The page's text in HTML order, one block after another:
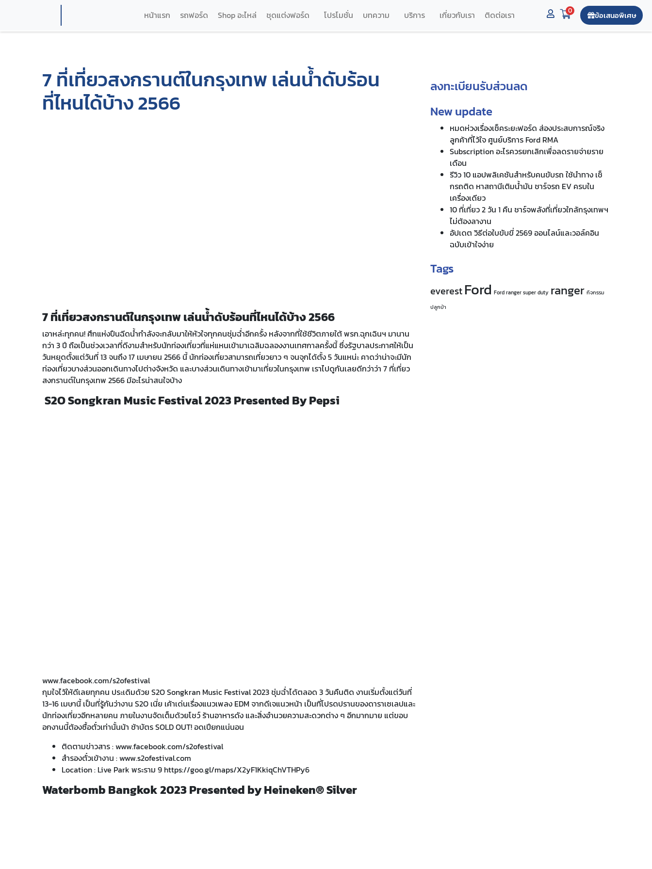
หน้าแรก รถฟอร์ด Shop อะไหล่ ชุดแต่งฟอร์ด โปรโมชั่น บทความ บริการ เกี่ยวกับเรา ติดต่อเรา 0 ข้อเสนอพิเศษ
7 ที่เที่ยวสงกรานต์ในกรุงเทพ เล่นน้ำดับร้อน
ที่ไหนได้บ้าง 2566
7 ที่เที่ยวสงกรานต์ในกรุงเทพ เล่นน้ำดับร้อนที่ไหนได้บ้าง 2566
เอาหล่ะทุกคน! ศึกแห่งปืนฉีดน้ำกำลังจะกลับมาให้หัวใจทุกคนชุ่มฉ่ำอีกครั้ง หลังจากที่ใช้ชีวิตภายใต้ พรก.ฉุกเฉินฯ มานาน
กว่า 3 ปี ถือเป็นช่วงเวลาที่ดีงามสำหรับนักท่องเที่ยวที่แห่แหนเข้ามาเฉลิมฉลองงานเทศกาลครั้งนี้ ซึ่งรัฐบาลประกาศให้เป็น
วันหยุดตั้งแต่วันที่ 13 จนถึง 17 เมษายน 2566 นี้ นักท่องเที่ยวสามารถเที่ยวยาว ๆ จนจุกได้ตั้ง 5 วันแหน่ะ คาดว่าน่าจะมีนัก
ท่องเที่ยวบางส่วนออกเดินทางไปต่างจังหวัด และบางส่วนเดินทางเข้ามาเที่ยวในกรุงเทพ เราไปดูกันเลยดีกว่าว่า 7 ที่เที่ยว
สงกรานต์ในกรุงเทพ 2566 มีอะไรน่าสนใจบ้าง
S2O Songkran Music Festival 2023 Presented By Pepsi
www.facebook.com/s2ofestival
กุมใจไว้ให้ดีเลยทุกคน ประเดิมด้วย S2O Songkran Music Festival 2023 ชุ่มฉ่ำได้ตลอด 3 วันคืนติด งานเริ่มตั้งแต่วันที่
13-16 เมษานี้ เป็นที่รู้กันว่างาน S2O เนี่ย เค้าเด่นเรื่องแนวเพลง EDM จากดีเจแนวหน้า เป็นที่โปรดปรานของดาราเซเลปและ
นักท่องเที่ยวอีกหลายคน ภายในงานจัดเต็มด้วยโชว์ ร้านอาหารดัง และสิ่งอำนวยความสะดวกต่าง ๆ อีกมากมาย แต่ขอบ
อกงานนี้ต้องซื้อตั๋วเท่านั้นน้า ช้าบัตร SOLD OUT! อดเปียกแน่นอน
ติดตามข่าวสาร :www.facebook.com/s2ofestival
สำรองตั๋วเข้างาน :www.s2ofestival.com
Location : Live Park พระราม 9 https://goo.gl/maps/X2yF1KkiqChVTHPy6
Waterbomb Bangkok 2023 Presented by Heineken® Silver
ลงทะเบียนรับส่วนลด
New update
หมดห่วงเรื่องเช็คระยะฟอร์ด ส่องประสบการณ์จริง
ลูกค้าที่ไว้ใจ ศูนย์บริการ Ford RMA
เดือน
กรถติด หาสถานีเติมน้ำมัน ชาร์จรถ EV ครบใน